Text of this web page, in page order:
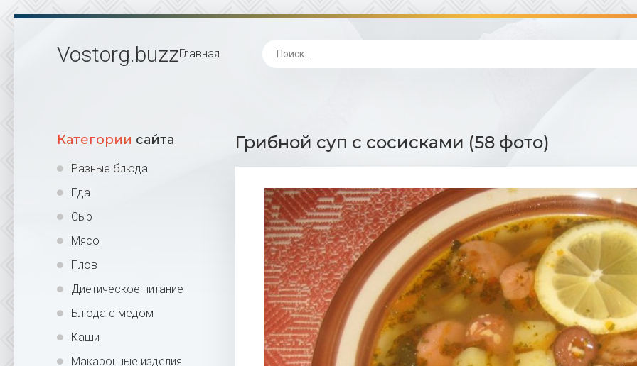
Vostorg.buzzГлавная
Категории сайта
Разные блюда
Еда
Сыр
Мясо
Плов
Диетическое питание
Блюда с медом
Каши
Макаронные изделия
Грибной суп с сосисками (58 фото)